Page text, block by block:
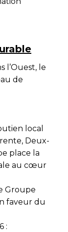
l’Ouest, le
de
local
Deux-
place la
au cœur
Groupe
faveur du
: